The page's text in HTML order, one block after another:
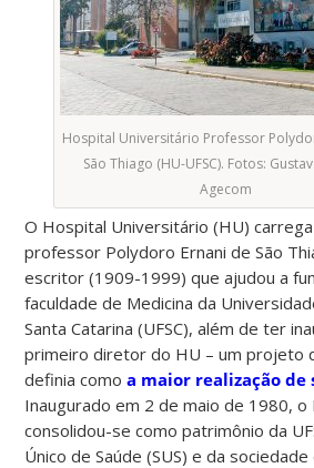
Hospital Universitário Professor
São Thiago (HU-UFSC). Fotos:
Agecom
O Hospital Universitário (HU)
professor Polydoro Ernani de São
escritor (1909-1999) que ajudou a
faculdade de Medicina da
Santa Catarina (UFSC), além de ter
primeiro diretor do HU – um projeto
definia comoa maior realização de
Inaugurado em 2 de maio de 1980, o
consolidou-se como patrimônio da
Único de Saúde (SUS) e da